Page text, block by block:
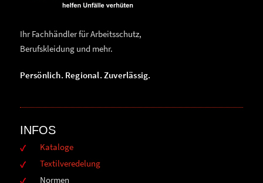
Ihr Fachhändler für Arbeitsschutz,
Berufskleidung und mehr.
Persönlich. Regional. Zuverlässig.
INFOS
Kataloge
Textilveredelung
Normen